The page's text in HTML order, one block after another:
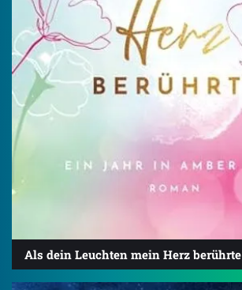
Als dein Leuchten mein Herz berührte